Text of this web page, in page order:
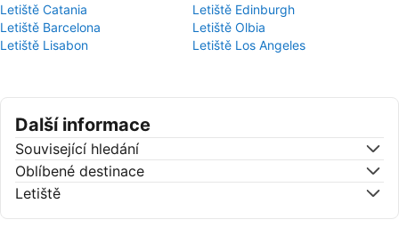
Letiště Catania
Letiště Edinburgh
Letiště Barcelona
Letiště Olbia
Letiště Lisabon
Letiště Los Angeles
Další informace
Související hledání
Oblíbené destinace
Letiště